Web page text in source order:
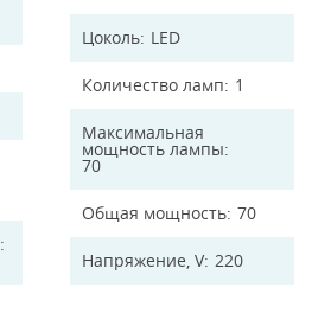
Цоколь LED
Количество ламп 1
Максимальная
мощность лампы
70
Общая мощность 70
Напряжение, V 220